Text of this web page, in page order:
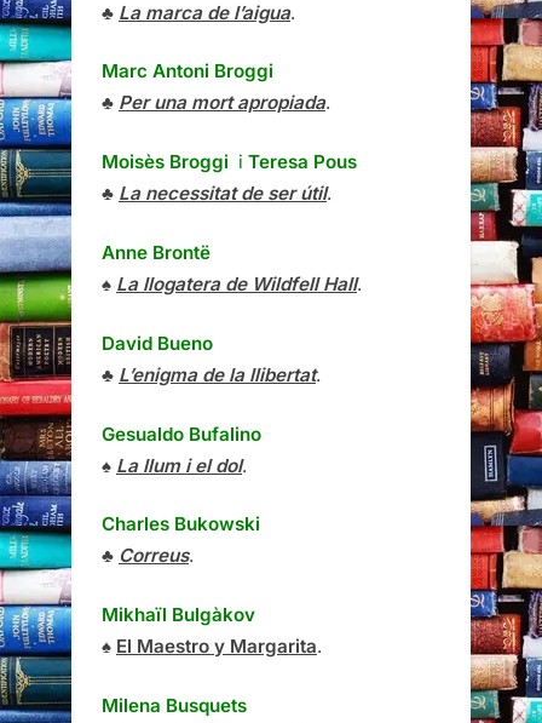
♣ La marca de l’aigua.
Marc Antoni Broggi
♣ Per una mort apropiada.
Moisès Broggi i Teresa Pous
♣ La necessitat de ser útil.
Anne Brontë
♠ La llogatera de Wildfell Hall.
David Bueno
♣ L’enigma de la llibertat.
Gesualdo Bufalino
♠ La llum i el dol.
Charles Bukowski
♣ Correus.
Mikhaïl Bulgàkov
♠ El Maestro y Margarita.
Milena Busquets